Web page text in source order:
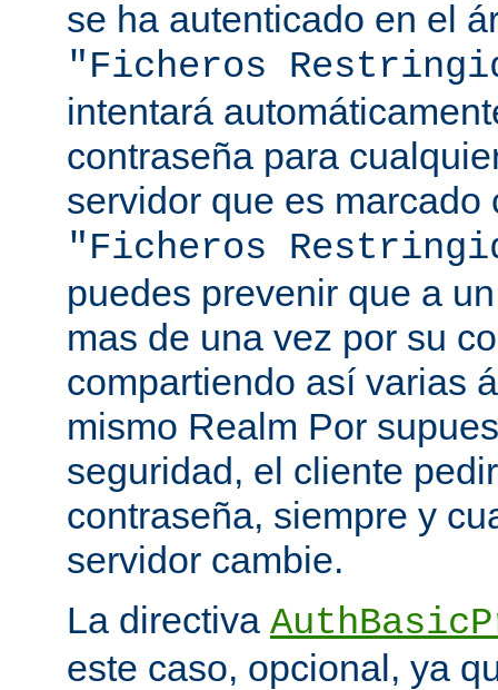
se ha autenticado en el
"Ficheros
intentará
contraseña para
servidor que es marcado
"Ficheros
puedes prevenir que a
mas de una vez por su
compartiendo así varias
mismo Realm Por
seguridad, el cliente
contraseña, siempre y
servidor cambie.
La directiva
este caso, opcional, ya